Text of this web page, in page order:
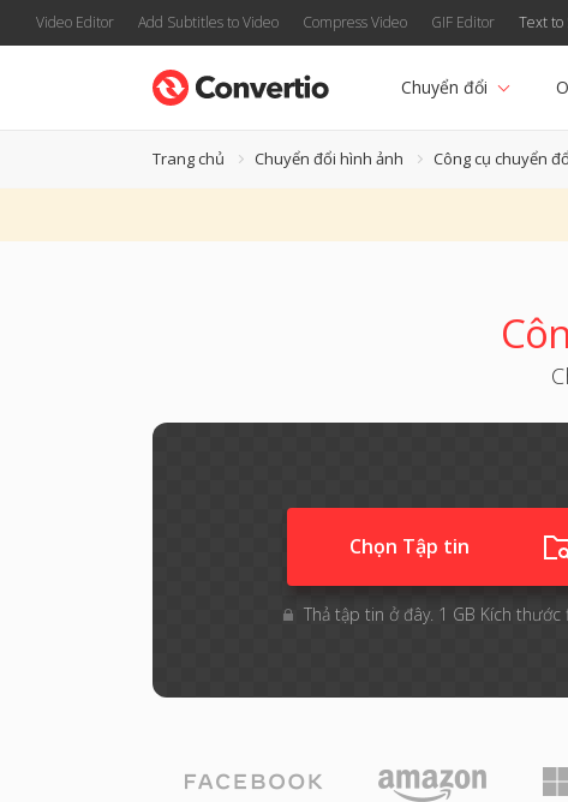
Video Editor Add Subtitles to Video Compress Video GIF Editor Text to
Chuyển đổi
Trang chủ Chuyển đổi hình ảnh Công cụ chuyển
Chọn Tập tin
Thả tập tin ở đây. 1 GB Kích